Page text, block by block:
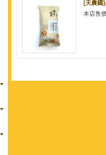
[天農國
本店售